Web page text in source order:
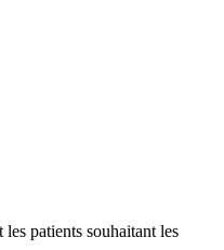
les patients souhaitant les